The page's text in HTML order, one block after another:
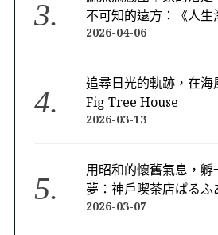
不可知的遠方：《人生
2026-04-06
追尋日光的軌跡，在海
Fig Tree House
2026-03-13
用昭和的懷舊氣息，
夢：神戶喫茶店ぱるふ
2026-03-07